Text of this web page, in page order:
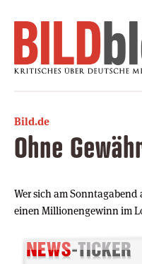
Bild.de
Ohne
Wer sich am
einen Millionengewinn im